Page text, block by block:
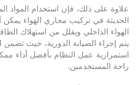
علاوة على ذلك، فإن استخدام المواد
الحديثة في تركيب مجاري الهواء
الهواء الداخلي ويقلل من استهلاك
يتم إجراء الصيانة الدورية، حيث تضمن
استمرارية عمل النظام بأفضل أداء
راحة المستخدمين.